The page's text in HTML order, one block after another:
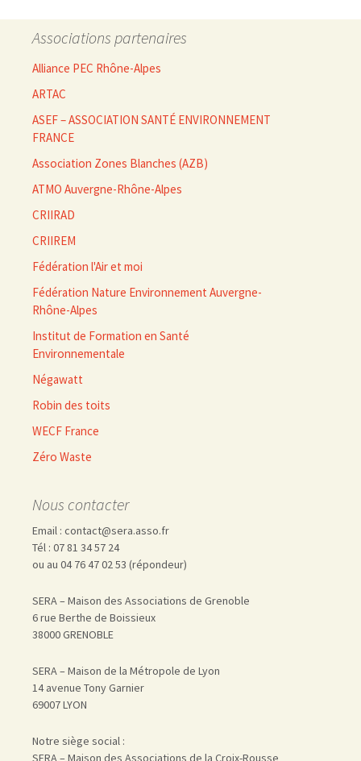
Associations partenaires
Alliance PEC Rhône-Alpes
ARTAC
ASEF – ASSOCIATION SANTÉ ENVIRONNEMENT
FRANCE
Association Zones Blanches (AZB)
ATMO Auvergne-Rhône-Alpes
CRIIRAD
CRIIREM
Fédération l'Air et moi
Fédération Nature Environnement Auvergne-
Rhône-Alpes
Institut de Formation en Santé
Environnementale
Négawatt
Robin des toits
WECF France
Zéro Waste
Nous contacter
Email : contact@sera.asso.fr
Tél : 07 81 34 57 24
ou au 04 76 47 02 53 (répondeur)
SERA – Maison des Associations de Grenoble
6 rue Berthe de Boissieux
38000 GRENOBLE
SERA – Maison de la Métropole de Lyon
14 avenue Tony Garnier
69007 LYON
Notre siège social :
SERA – Maison des Associations de la Croix-Rousse